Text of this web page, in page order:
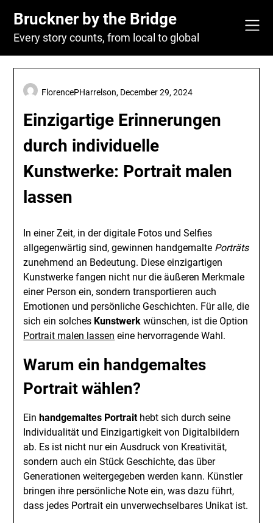
content
Bruckner by the Bridge
Every story counts, from local to global
Einzigartige Erinnerungen
durch individuelle
Kunstwerke: Portrait malen
lassen
FlorencePHarrelson, December 29, 2024
In einer Zeit, in der digitale Fotos und Selfies
allgegenwärtig sind, gewinnen handgemalte Porträts
zunehmend an Bedeutung. Diese einzigartigen
Kunstwerke fangen nicht nur die äußeren Merkmale
einer Person ein, sondern transportieren auch
Emotionen und persönliche Geschichten. Für alle, die
sich ein solches Kunstwerk wünschen, ist die Option
Portrait malen lassen eine hervorragende Wahl.
Warum ein handgemaltes
Portrait wählen?
Einhandgemaltes Portraithebt sich durch seine
Individualität und Einzigartigkeit von Digitalbildern
ab. Es ist nicht nur ein Ausdruck von Kreativität,
sondern auch ein Stück Geschichte, das über
Generationen weitergegeben werden kann. Künstler
bringen ihre persönliche Note ein, was dazu führt,
dass jedes Portrait ein unverwechselbares Unikat ist.